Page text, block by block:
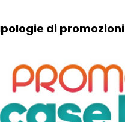
di promozioni